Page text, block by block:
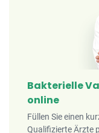
Bakterielle
online
Füllen Sie einen
Qualifizierte Ärzte